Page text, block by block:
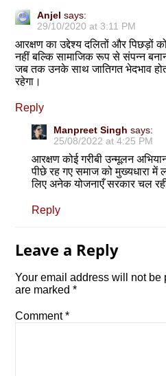
Anjel says:
29/10/2020 at 3:11 PM
आरक्षण का उद्देश्य दलितों और पिछड़ों
नहीं बल्कि सामाजिक रूप से संपन्न
जब तक उनके साथ जातिगत भेदभाव
रहेगा।
Reply
Manpreet Singh says:
25/08/2022 at 4:25 PM
आरक्षण कोई गरीबी उन्मूलन
पीछे रह गए समाज को मुख्यधारा
लिए अनेक योजनाएँ सरकार चल
Reply
Leave a Reply
Your email address will not be
are marked*
Comment*